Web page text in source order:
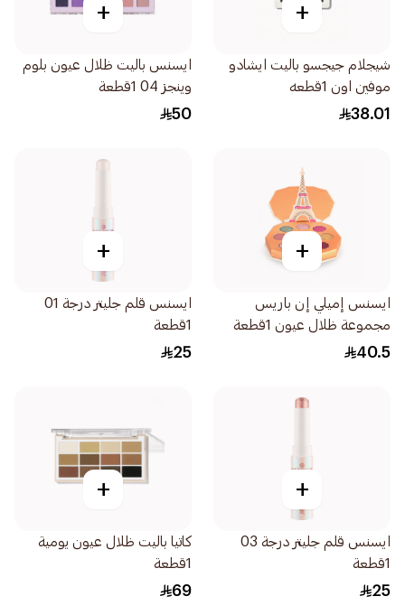
+
شيجلام جيجسو باليت ايشادو
موفين اون 1قطعه
38.01
+
ايسنس باليت ظلال عيون بلوم
وينجز 04 1قطعة
50
+
ايسنس إميلي إن باريس
مجموعة ظلال عيون 1قطعة
40.5
+
ايسنس قلم جليتر درجة 01
1قطعة
25
+
ايسنس قلم جليتر درجة 03
1قطعة
25
+
كاتيا باليت ظلال عيون يومية
1قطعة
69